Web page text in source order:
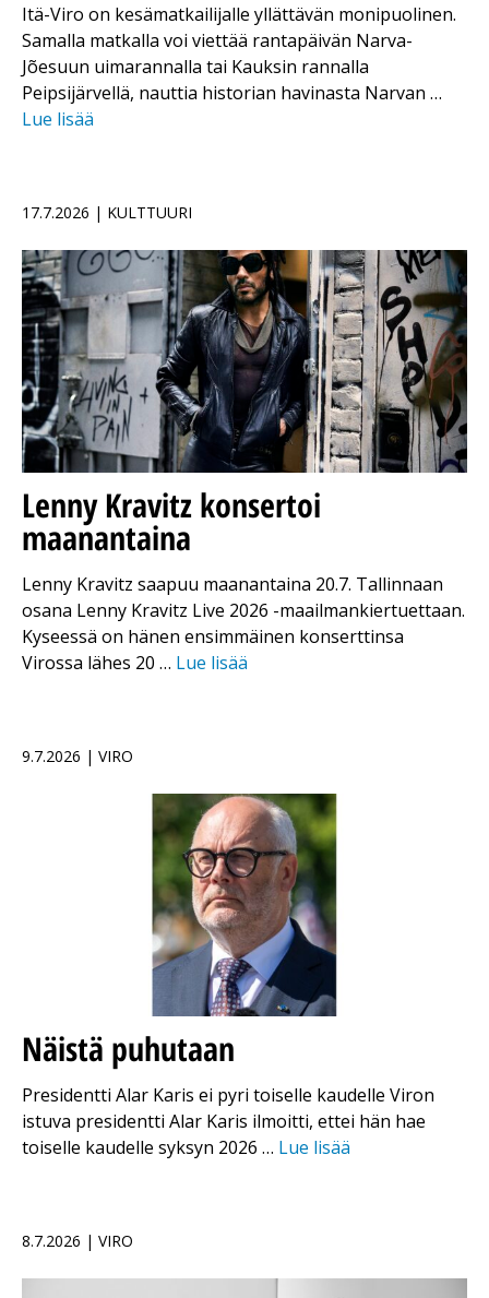
Itä-Viro on kesämatkailijalle yllättävän monipuolinen.
Samalla matkalla voi viettää rantapäivän Narva-
Jõesuun uimarannalla tai Kauksin rannalla
Peipsijärvellä, nauttia historian havinasta Narvan …
Lue lisää
17.7.2026 | KULTTUURI
Lenny Kravitz konsertoi
maanantaina
Lenny Kravitz saapuu maanantaina 20.7. Tallinnaan
osana Lenny Kravitz Live 2026 -maailmankiertuettaan.
Kyseessä on hänen ensimmäinen konserttinsa
Virossa lähes 20 … Lue lisää
9.7.2026 | VIRO
Näistä puhutaan
Presidentti Alar Karis ei pyri toiselle kaudelle Viron
istuva presidentti Alar Karis ilmoitti, ettei hän hae
toiselle kaudelle syksyn 2026 … Lue lisää
8.7.2026 | VIRO